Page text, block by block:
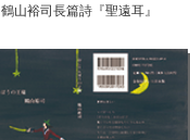
鶴山裕司長篇詩『聖遠耳』